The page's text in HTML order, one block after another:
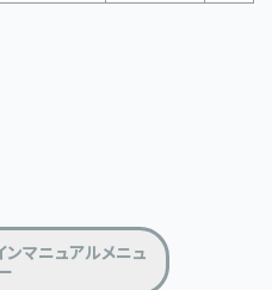
マニュアルメニュ